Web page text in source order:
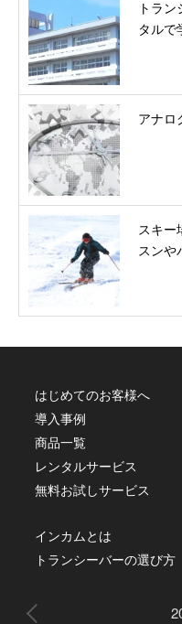
トラ
タルで
アナロ
スキー
スンや
はじめてのお客様へ
導入事例
商品一覧
レンタルサービス
無料お試しサービス
インカムとは
トランシーバーの選び方